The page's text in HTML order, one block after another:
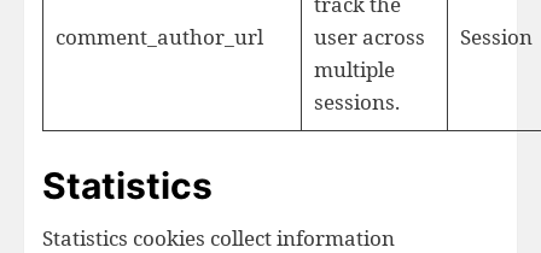
comment_author_url
user across
multiple
sessions.
Session
Statistics
Statistics cookies collect information